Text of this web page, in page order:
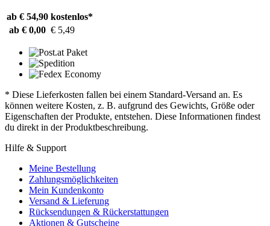
ab € 54,90 kostenlos*
ab € 0,00 € 5,49
* Diese Lieferkosten fallen bei einem Standard-Versand an. Es
können weitere Kosten, z. B. aufgrund des Gewichts, Größe oder
Eigenschaften der Produkte, entstehen. Diese Informationen findest
du direkt in der Produktbeschreibung.
Hilfe & Support
Meine Bestellung
Zahlungsmöglichkeiten
Mein Kundenkonto
Versand & Lieferung
Rücksendungen & Rückerstattungen
Aktionen & Gutscheine